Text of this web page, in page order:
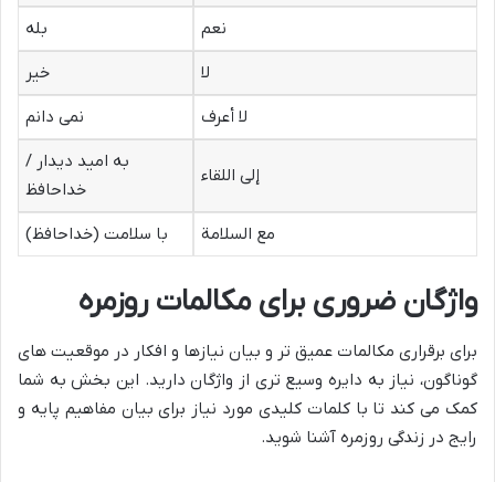
نعم
بله
لا
خیر
لا أعرف
نمی دانم
إلی اللقاء
به امید دیدار /
خداحافظ
مع السلامة
با سلامت (خداحافظ)
واژگان ضروری برای مکالمات روزمره
برای برقراری مکالمات عمیق تر و بیان نیازها و افکار در موقعیت های
گوناگون، نیاز به دایره وسیع تری از واژگان دارید. این بخش به شما
کمک می کند تا با کلمات کلیدی مورد نیاز برای بیان مفاهیم پایه و
رایج در زندگی روزمره آشنا شوید.